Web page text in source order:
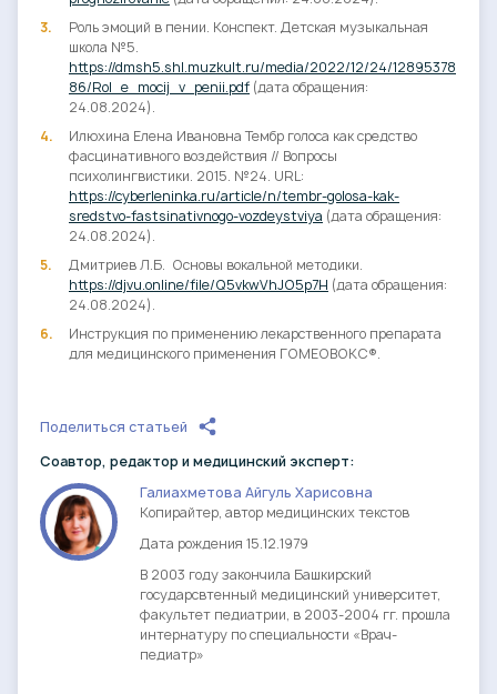
Роль эмоций в пении. Конспект. Детская музыкальная
школа №5.
https://dmsh5.shl.muzkult.ru/media/2022/12/24/12895378
86/Rol_e_mocij_v_penii.pdf (дата обращения:
24.08.2024).
Илюхина Елена Ивановна Тембр голоса как средство
фасцинативного воздействия // Вопросы
психолингвистики. 2015. №24. URL:
https://cyberleninka.ru/article/n/tembr-golosa-kak-
sredstvo-fastsinativnogo-vozdeystviya (дата обращения:
24.08.2024).
Дмитриев Л.Б. Основы вокальной методики.
https://djvu.online/file/Q5vkwVhJO5p7H (дата обращения:
24.08.2024).
Инструкция по применению лекарственного препарата
для медицинского применения ГОМЕОВОКС®.
Поделиться статьей
Cоавтор, редактор и медицинский эксперт:
Галиахметова Айгуль Харисовна
Копирайтер, автор медицинских текстов
Дата рождения 15.12.1979
В 2003 году закончила Башкирский
государсвтенный медицинский университет,
факультет педиатрии, в 2003-2004 гг. прошла
интернатуру по специальности «Врач-
педиатр»